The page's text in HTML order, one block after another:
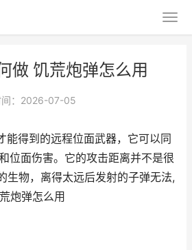
做 饥荒炮弹怎么用
间：2026-07-05
能得到的远程位面武器，它可以同
位面伤害。它的攻击距离并不是很
生物，离得太远后发射的子弹无法,
炮弹怎么用